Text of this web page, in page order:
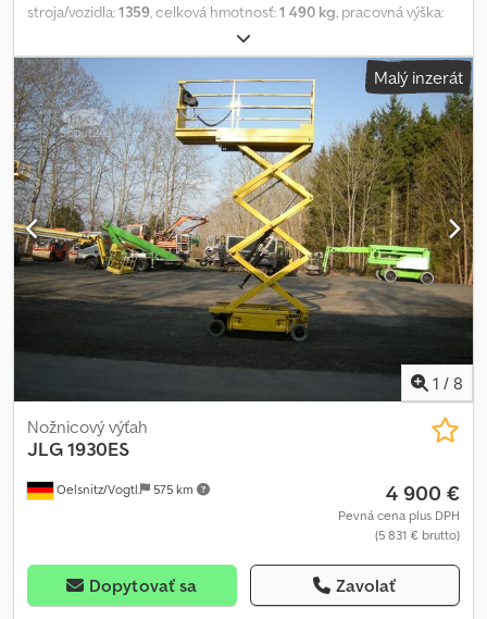
stroja/vozidla:1359 , celková hmotnosť:1 490 kg , pracovná výška:
, typ motora: elektrický, výrobca: JLG Chjdjzb Tdqopfx
Acfja
Malý inzerát
1 / 8
Oelsnitz/Vogtl. 575 km
Nožnicový výťah
JLG1930ES
4 900 €
Pevná cena plus DPH
(5 831 € brutto)
Dopytovať sa Zavolať